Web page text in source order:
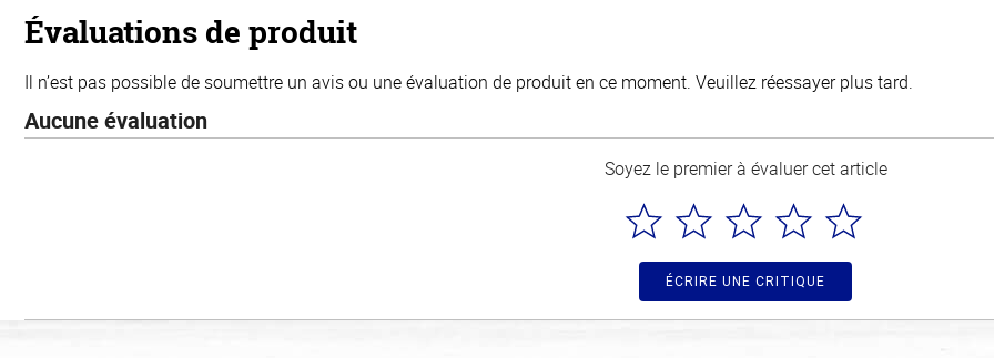
stars
Évaluations de produit
Il n’est pas possible de soumettre un avis ou une évaluation de produit en ce moment. Veuillez réessayer plus tard.
Aucune évaluation
Soyez le premier à évaluer cet article
ÉCRIRE UNE CRITIQUE